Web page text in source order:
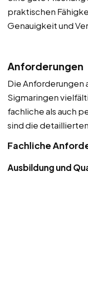
praktischen
Genauigkeit und
Anforderungen
Die Anforderungen
Sigmaringen
fachliche als auch
sind die
Fachliche
Ausbildung und